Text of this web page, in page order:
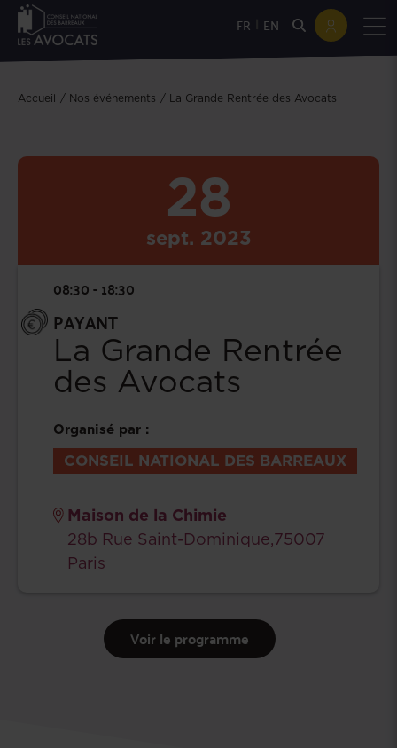
FR EN
Accueil Nos événements La Grande Rentrée des Avocats
28
sept. 2023
08:30 - 18:30
PAYANT
La Grande Rentrée
des Avocats
Organisé par :
CONSEIL NATIONAL DES BARREAUX
Maison de la Chimie
28b Rue Saint-Dominique,75007
Paris
Voir le programme